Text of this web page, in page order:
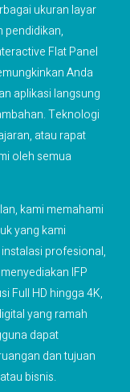
ukuran layar
pendidikan,
Flat Panel
Anda
aplikasi langsung
Teknologi
atau rapat
oleh semua
kami memahami
yang kami
profesional,
IFP
Full HD hingga 4K,
yang ramah
dapat
dan tujuan
bisnis.